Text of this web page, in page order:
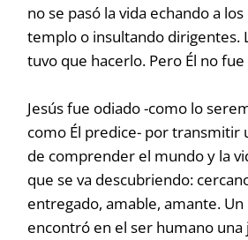
no se pasó la vida echando a
templo o insultando dirigentes.
tuvo que hacerlo. Pero Él no
Jesús fue odiado -como lo
como Él predice- por transmitir
de comprender el mundo y la
que se va descubriendo:
entregado, amable, amante. Un
encontró en el ser humano una